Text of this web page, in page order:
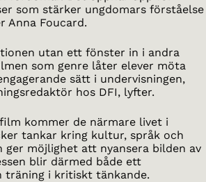
som stärker ungdomars förståelse
Anna Foucard.
utan ett fönster in i andra
som genre låter elever möta
sätt i undervisningen,
hos DFI, lyfter.
kommer de närmare livet i
tankar kring kultur, språk och
möjlighet att nyansera bilden av
blir därmed både ett
träning i kritiskt tänkande.